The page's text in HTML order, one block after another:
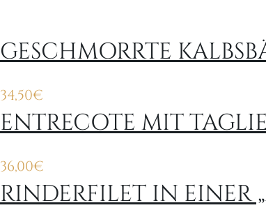
GESCHMORRTE
34,50€
ENTRECOTE MIT
36,00€
RINDERFILET IN EINER